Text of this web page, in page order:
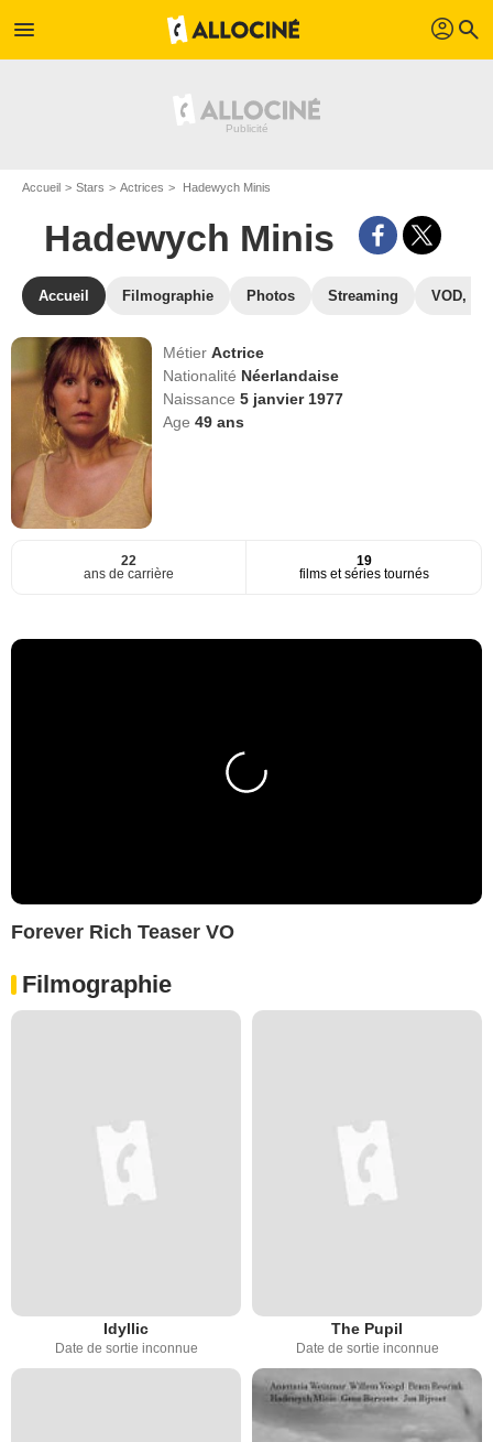
menu profil search
Accueil Stars Actrices Hadewych Minis
Hadewych Minis
Accueil Filmographie Photos Streaming VOD,
MétierActrice
Nationalité Néerlandaise
Naissance5 janvier 1977
Age49 ans
22
ans de carrière
19
films et séries tournés
Forever Rich Teaser VO
Filmographie
Idyllic
Date de sortie inconnue
The Pupil
Date de sortie inconnue